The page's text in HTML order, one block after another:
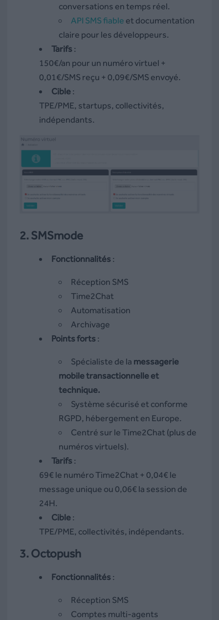
conversations en temps réel.
API SMS fiable et documentation
claire pour les développeurs.
Tarifs:
150€/an pour un numéro virtuel +
0,01€/SMS reçu + 0,09€/SMS envoyé.
Cible:
TPE/PME, startups, collectivités,
indépendants.
2. SMSmode
Fonctionnalités:
Réception SMS
Time2Chat
Automatisation
Archivage
Points forts:
Spécialiste de la messagerie
mobile transactionnelle et
technique.
Système sécurisé et conforme
RGPD, hébergement en Europe.
Centré sur le Time2Chat (plus de
numéros virtuels).
Tarifs:
69€ le numéro Time2Chat + 0,04€ le
message unique ou 0,06€ la session de
24H.
Cible:
TPE/PME, collectivités, indépendants.
3. Octopush
Fonctionnalités:
Réception SMS
Comptes multi-agents